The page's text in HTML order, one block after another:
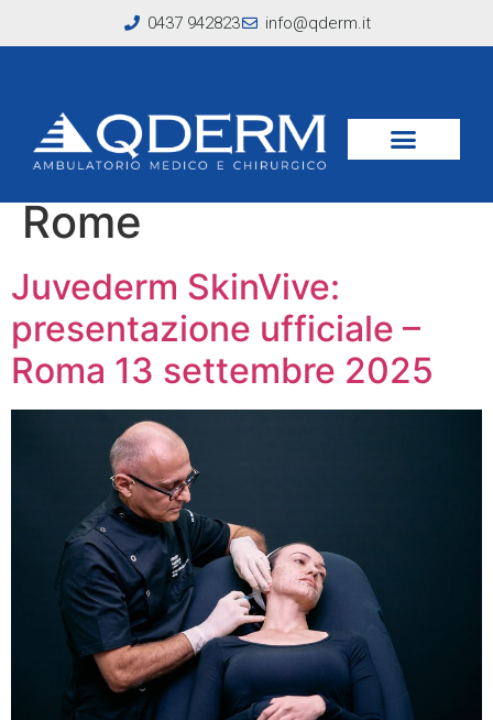
0437 942823 info@qderm.it
Tag:Center of
Excellence Allergan
Rome
Juvederm SkinVive:
presentazione ufficiale –
Roma 13 settembre 2025